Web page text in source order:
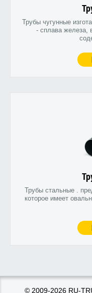
Трубы чугунные
- сплава железа,
Трубы стальные .
которое имеет
© 2009-2026 RU-